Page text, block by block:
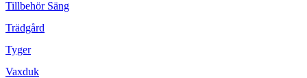
Tillbehör Säng
Trädgård
Tyger
Vaxduk